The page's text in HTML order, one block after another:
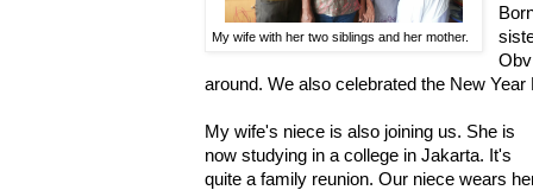
My wife with her two siblings and her mother.
around. We also celebrated the New
My wife's niece is also joining us. She is
now studying in a college in Jakarta. It's
quite a family reunion. Our niece wears